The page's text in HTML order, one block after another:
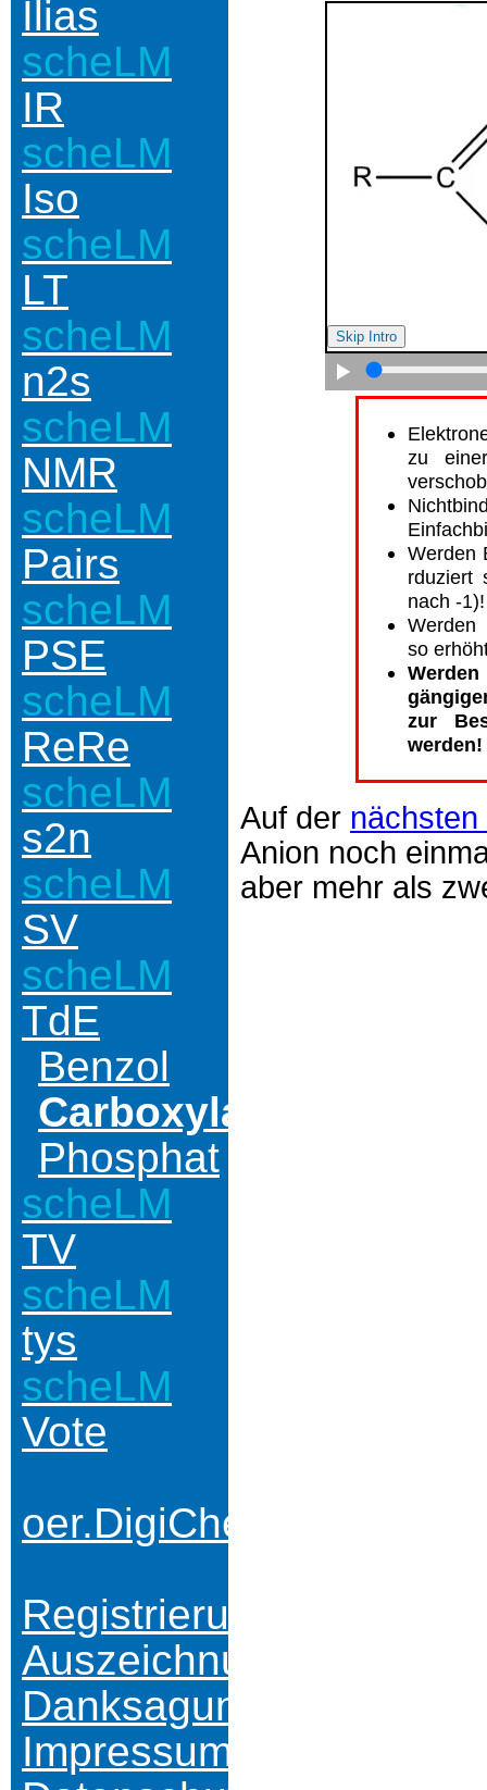
Ilias
scheLM
IR
scheLM
Iso
scheLM
LT
scheLM
n2s
scheLM
NMR
scheLM
Pairs
scheLM
PSE
scheLM
ReRe
scheLM
s2n
scheLM
SV
scheLM
TdE
Benzol
Carboxylat
Phosphat
scheLM
TV
scheLM
tys
scheLM
Vote
oer.DigiChem.nrw
Registrierung
Auszeichnungen
Danksagungen
Impressum
zu
Werden
rduziert
nach -1)!
Werden
so
zur
werden!
Auf der nächsten
Anion noch
aber mehr als